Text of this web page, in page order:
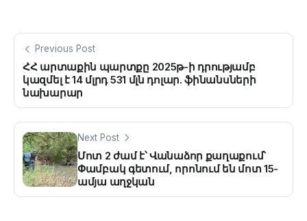
Previous Post
ՀՀ արտաքին պարտքը 2025թ-ի դրությամբ
կազմել է 14 մլրդ 531 մլն դոլար. ֆինանսների
նախարար
Next Post
Մոտ 2 ժամ է՝ Վանաձոր քաղաքում՝
Փամբակ գետում, որոնում են մոտ 15-
ամյա աղջկան